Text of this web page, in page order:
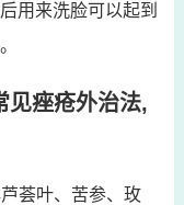
用来洗脸可以起到
痤疮外治法,
荟叶、苦参、玫